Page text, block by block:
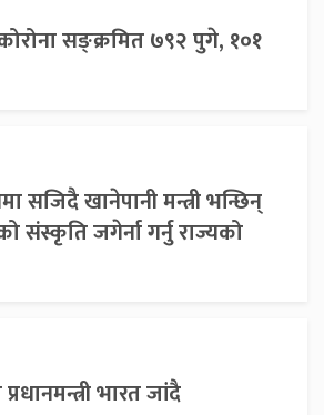
सङ्क्रमित ७९२ पुगे, १०१
सजिदै खानेपानी मन्त्री भन्छिन्
संस्कृति जगेर्ना गर्नु राज्यको
भारत जांदै